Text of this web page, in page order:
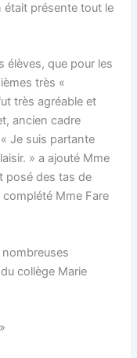
était présente tout le
élèves, que pour les
très «
très agréable et
ancien cadre
Je suis partante
» a ajouté Mme
posé des tas de
Mme Fare
collège Marie